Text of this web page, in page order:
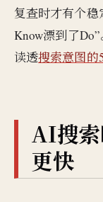
复查时才有个
Know漂到了
读透搜索意图的
AI搜
更快